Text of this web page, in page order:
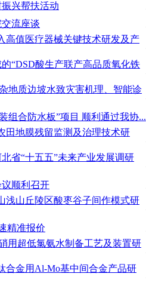
兴帮扶活动
流座谈
高值医疗器械关键技术研发及产
“DSD酸生产联产高品质氧化铁
地质边坡水致灾害机理、智能诊
组合防水板”项目 顺利通过我协...
田地膜残留监测及治理技术研
省“十五五”未来产业发展调研
顺利召开
浅山丘陵区酸枣谷子间作模式研
精准报价
用超低氯氨水制备工艺及装置研
合金用Al-Mo基中间合金产品研